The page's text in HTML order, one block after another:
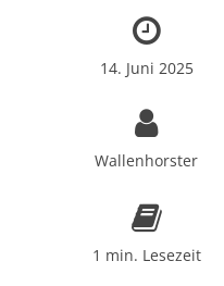
14. Juni 2025
Wallenhorster
1 min. Lesezeit